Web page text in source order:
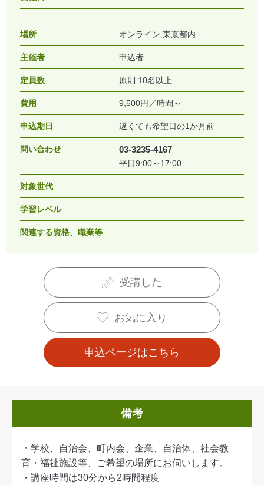
場所 オンライン,東京都内
主催者 申込者
定員数 原則 10名以上
費用 9,500円／時間～
申込期日 遅くても希望日の1か月前
問い合わせ 03-3235-4167
平日9:00～17:00
対象世代
学習レベル
関連する資格、職業等
受講した
お気に入り
申込ページはこちら
備考
・学校、自治会、町内会、企業、自治体、社会教
育・福祉施設等、ご希望の場所にお伺いします。
・講座時間は30分から2時間程度